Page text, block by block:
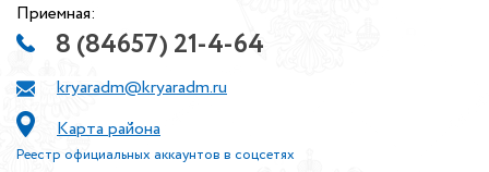
Приемная:
8 (84657) 21-4-64
kryaradm@kryaradm.ru
Карта района
Реестр официальных аккаунтов в соцсетях